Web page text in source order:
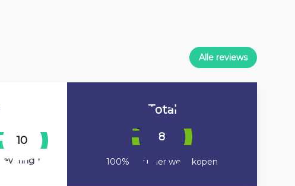
Alle reviews
10
Levering 10
Total
8
100% Zou hier weer kopen